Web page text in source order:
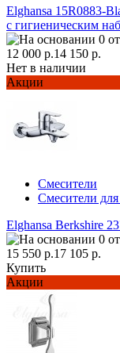
Elghansa 15R0883-
с гигиеническим
12 000 р.14 150 р.
Нет в наличии
Акции
Смесители
Смесители
Elghansa Berkshire
15 550 р.17 105 р.
Купить
Акции